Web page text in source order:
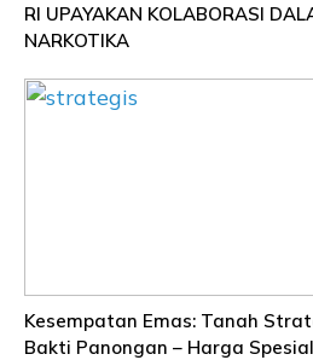
RI UPAYAKAN KOLABORASI
NARKOTIKA
Kesempatan Emas: Tanah
Bakti Panongan – Harga